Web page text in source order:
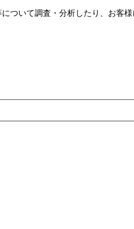
ついて調査・分析したり、お客